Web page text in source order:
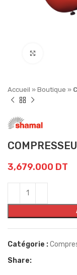
Accueil » Boutique »
3,679.000 DT
Catégorie :
Share: